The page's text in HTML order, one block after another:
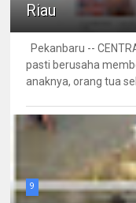
Riau
Pekanbaru --
pasti berusaha
anaknya, orang tua
9